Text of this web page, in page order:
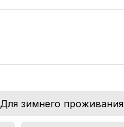
Для зимнего проживания